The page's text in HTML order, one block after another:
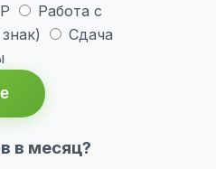
Работа с
Сдача
в месяц?